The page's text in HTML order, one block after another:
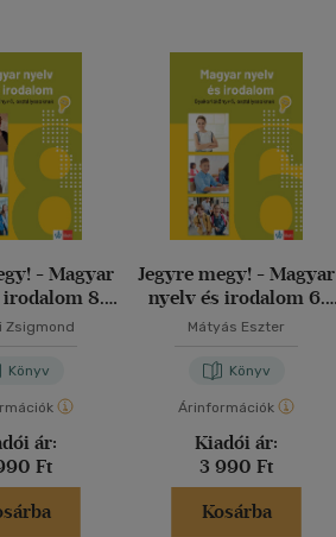
- Magyar
irodalom 8.
Zsigmond
Könyv
ár:
Ft
Jegyre megy! - Magyar
nyelv és irodalom 6.
osztályosoknak
Mátyás Eszter
Könyv
Árinformációk
Kiadói ár:
3 990 Ft
Kosárba